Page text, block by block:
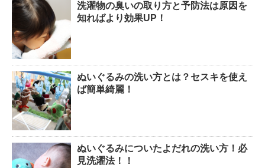
洗濯物の臭いの取り方と予防法は原因を
知ればより効果UP！
ぬいぐるみの洗い方とは？セスキを使え
ば簡単綺麗！
ぬいぐるみについたよだれの洗い方！必
見洗濯法！！